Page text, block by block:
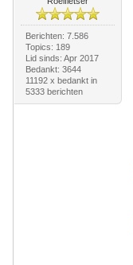
Berichten: 7.586
Topics: 189
Lid sinds: Apr 2017
Bedankt: 3644
11192 x bedankt in
5333 berichten